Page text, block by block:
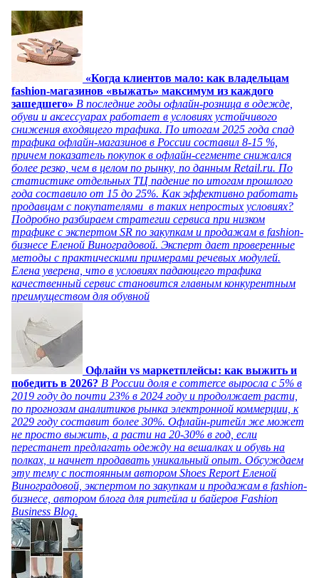
«Когда клиентов мало: как владельцам
fashion-магазинов «выжать» максимум из каждого
зашедшего» В последние годы офлайн-розница в одежде,
обуви и аксессуарах работает в условиях устойчивого
снижения входящего трафика. По итогам 2025 года спад
трафика офлайн-магазинов в России составил 8-15 %,
причем показатель покупок в офлайн-сегменте снижался
более резко, чем в целом по рынку, по данным Retail.ru. По
статистике отдельных ТЦ падение по итогам прошлого
года составило от 15 до 25%. Как эффективно работать
продавцам с покупателями в таких непростых условиях?
Подробно разбираем стратегии сервиса при низком
трафике с экспертом SR по закупкам и продажам в fashion-
бизнесе Еленой Виноградовой. Эксперт дает проверенные
методы с практическими примерами речевых модулей.
Елена уверена, что в условиях падающего трафика
качественный сервис становится главным конкурентным
преимуществом для обувной
Офлайн vs маркетплейсы: как выжить и
победить в 2026? В России доля e commerce выросла с 5% в
2019 году до почти 23% в 2024 году и продолжает расти,
по прогнозам аналитиков рынка электронной коммерции, к
2029 году составит более 30%. Офлайн-ритейл же может
не просто выжить, а расти на 20-30% в год, если
перестанет предлагать одежду на вешалках и обувь на
полках, и начнет продавать уникальный опыт. Обсуждаем
эту тему с постоянным автором Shoes Report Еленой
Виноградовой, экспертом по закупкам и продажам в fashion-
бизнесе, автором блога для ритейла и байеров Fashion
Business Blog.